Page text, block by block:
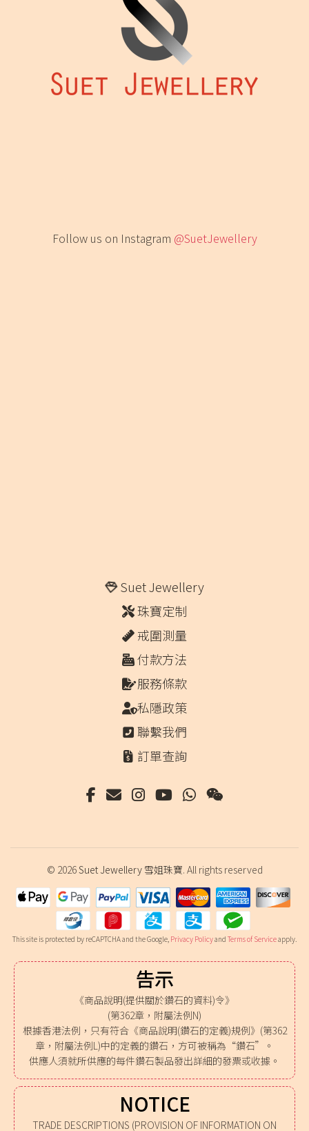
Follow us on Instagram @SuetJewellery
Suet Jewellery
珠寶定制
戒圍測量
付款方法
服務條款
私隱政策
聯繫我們
訂單查詢
© 2026Suet Jewellery 雪姐珠寶. All rights reserved
This site is protected by reCAPTCHA and the Google, Privacy Policyand Terms of Serviceapply.
告示
《商品說明(提供關於鑽石的資料)令》
(第362章，附屬法例N)
根據香港法例，只有符合《商品說明(鑽石的定義)規例》(第362
章，附屬法例L)中的定義的鑽石，方可被稱為“鑽石”。
供應人須就所供應的每件鑽石製品發出詳細的發票或收據。
NOTICE
TRADE DESCRIPTIONS (PROVISION OF INFORMATION ON